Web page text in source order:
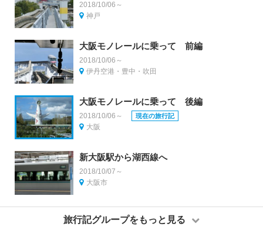
2018/10/06～
神戸
大阪モノレールに乗って 前編
2018/10/06～
伊丹空港・豊中・吹田
大阪モノレールに乗って 後編
2018/10/06～ 現在の旅行記
大阪
新大阪駅から湖西線へ
2018/10/07～
大阪市
旅行記グループをもっと見る